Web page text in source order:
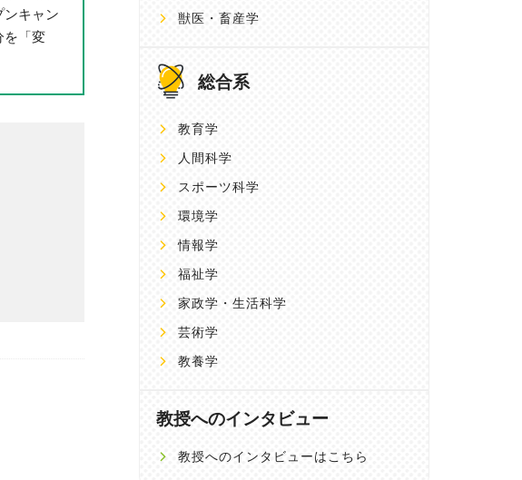
ンキャン
を「変
獣医・畜産学
総合系
教育学
人間科学
スポーツ科学
環境学
情報学
福祉学
家政学・生活科学
芸術学
教養学
教授へのインタビュー
教授へのインタビューはこちら